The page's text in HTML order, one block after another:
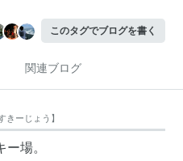
このタグでブログを書く
関連ブログ
きーじょう 】
場。